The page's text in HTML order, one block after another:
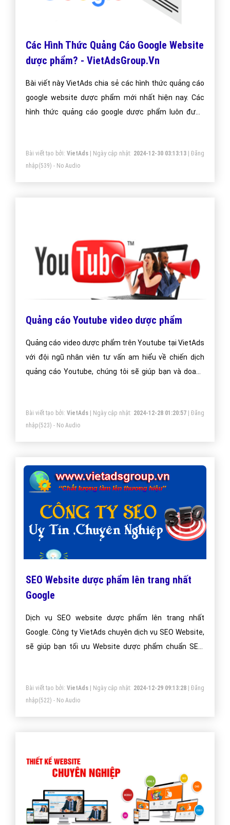
Các Hình Thức Quảng Cáo Google Website
dược phẩm? - VietAdsGroup.Vn
Bài viết này VietAds chia sẻ các hình thức quảng cáo
google website dược phẩm mới nhất hiện nay. Các
hình thức quảng cáo google dược phẩm luôn được
Bài viết tạo bởi: VietAds| Ngày cập nhật: 2024-12-30 03:13:13|Đăng
nhập(539) - No Audio
Quảng cáo Youtube video dược phẩm
Quảng cáo video dược phẩm trên Youtube tại VietAds
với đội ngũ nhân viên tư vấn am hiểu về chiến dịch
quảng cáo Youtube, chúng tôi sẽ giúp bạn và doanh
Bài viết tạo bởi: VietAds| Ngày cập nhật: 2024-12-28 01:20:57|Đăng
nhập(523) - No Audio
SEO Website dược phẩm lên trang nhất
Google
Dịch vụ SEO website dược phẩm lên trang nhất
Google. Công ty VietAds chuyên dịch vụ SEO Website,
sẽ giúp bạn tối ưu Website dược phẩm chuẩn SEO,
Bài viết tạo bởi: VietAds| Ngày cập nhật: 2024-12-29 09:13:28|Đăng
nhập(522) - No Audio